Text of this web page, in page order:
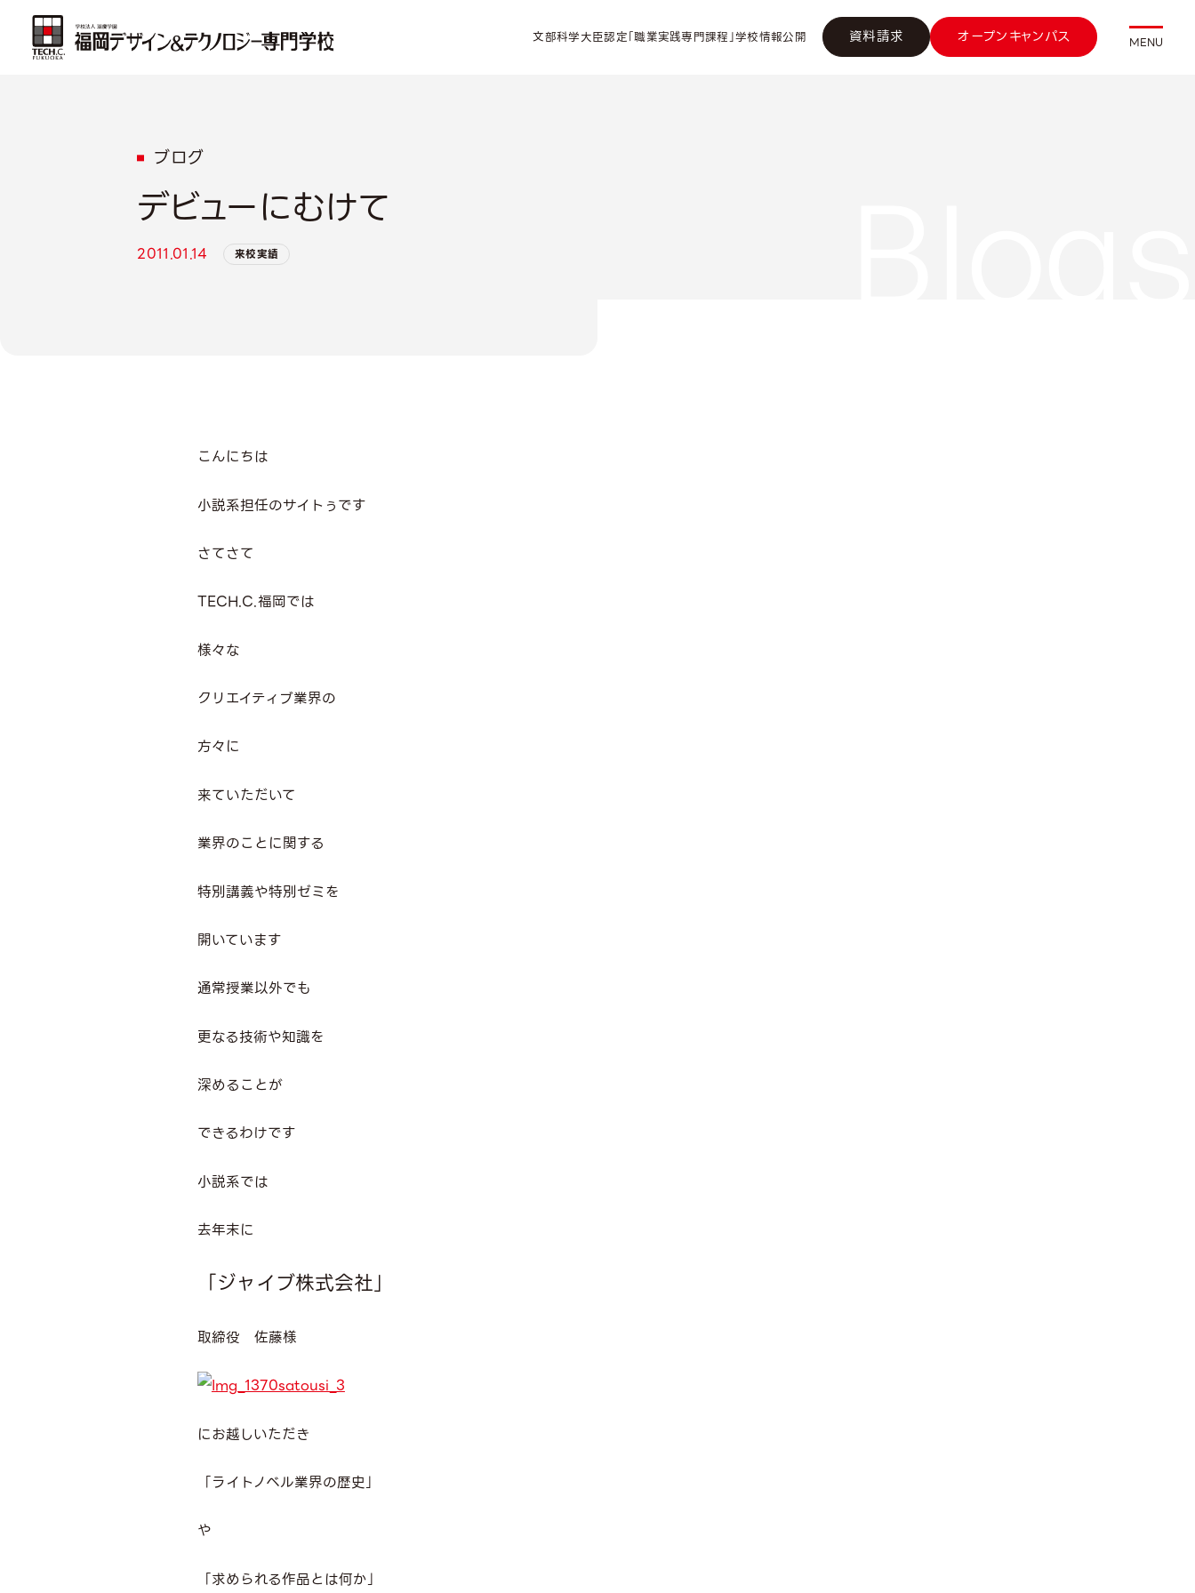
文部科学大臣認定「職業実践専門課程」学校情報公開 資料請求 オープンキャンパス MENU
ブログ
デビューにむけて
2011.01.14 来校実績
こんにちは
小説系担任のサイトぅです
さてさて
TECH.C.福岡では
様々な
クリエイティブ業界の
方々に
来ていただいて
業界のことに関する
特別講義や特別ゼミを
開いています
通常授業以外でも
更なる技術や知識を
深めることが
できるわけです
小説系では
去年末に
「ジャイブ株式会社」
取締役 佐藤様
にお越しいただき
「ライトノベル業界の歴史」
や
「求められる作品とは何か」